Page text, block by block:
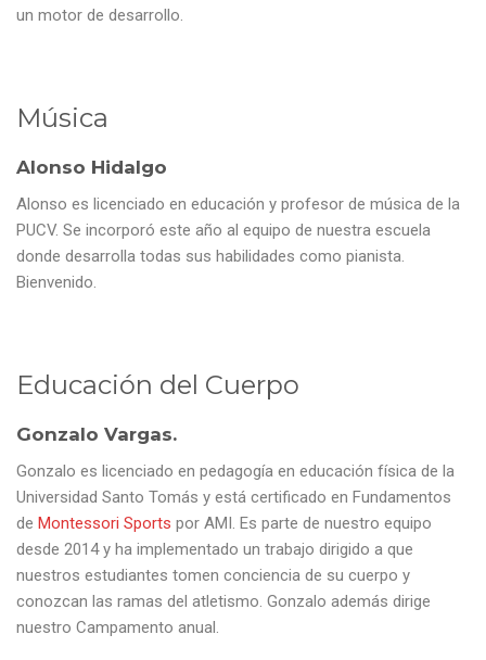
un motor de desarrollo.
Música
Alonso Hidalgo
Alonso es licenciado en educación y profesor de música de la
PUCV. Se incorporó este año al equipo de nuestra escuela
donde desarrolla todas sus habilidades como pianista.
Bienvenido.
Educación del Cuerpo
Gonzalo Vargas.
Gonzalo es licenciado en pedagogía en educación física de la
Universidad Santo Tomás y está certificado en Fundamentos
de Montessori Sports por AMI. Es parte de nuestro equipo
desde 2014 y ha implementado un trabajo dirigido a que
nuestros estudiantes tomen conciencia de su cuerpo y
conozcan las ramas del atletismo. Gonzalo además dirige
nuestro Campamento anual.